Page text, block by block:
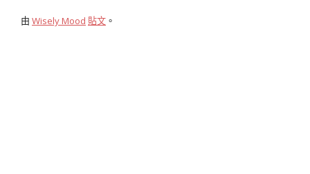
由 Wisely Mood 貼文 。